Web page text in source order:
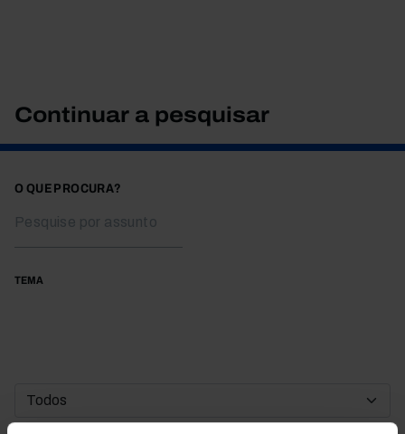
Continuar a pesquisar
O QUE PROCURA?
TEMA